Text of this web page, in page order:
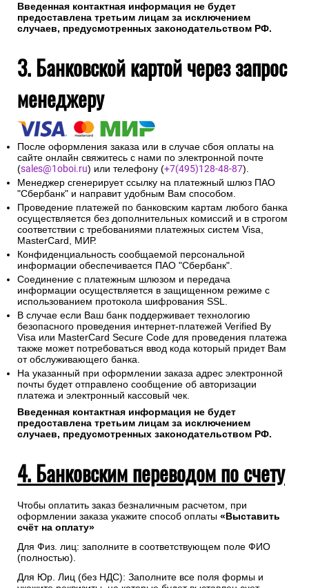
Введенная контактная информация не будет
предоставлена третьим лицам за исключением
случаев, предусмотренных законодательством РФ.
3. Банковской картой через запрос
менеджеру
После оформления заказа или в случае сбоя оплаты на
сайте онлайн свяжитесь с нами по электронной почте
(sales@1oboi.ru) или телефону (+7(495)128-48-87).
Менеджер сгенерирует ссылку на платежный шлюз ПАО
"Сбербанк" и направит удобным Вам способом.
Проведение платежей по банковским картам любого банка
осуществляется без дополнительных комиссий и в строгом
соответствии с требованиями платежных систем Visa,
MasterCard, МИР.
Конфиденциальность сообщаемой персональной
информации обеспечивается ПАО "Сбербанк".
Соединение с платежным шлюзом и передача
информации осуществляется в защищенном режиме с
использованием протокола шифрования SSL.
В случае если Ваш банк поддерживает технологию
безопасного проведения интернет-платежей Verified By
Visa или MasterCard Secure Code для проведения платежа
также может потребоваться ввод кода который придет Вам
от обслуживающего банка.
На указанный при оформлении заказа адрес электронной
почты будет отправлено сообщение об авторизации
платежа и электронный кассовый чек.
Введенная контактная информация не будет
предоставлена третьим лицам за исключением
случаев, предусмотренных законодательством РФ.
4. Банковским переводом по счету
Чтобы оплатить заказ безналичным расчетом, при
оформлении заказа укажите способ оплаты «Выставить
счёт на оплату»
Для Физ. лиц: заполните в соответствующем поле ФИО
(полностью).
Для Юр. Лиц (без НДС): Заполните все поля формы и